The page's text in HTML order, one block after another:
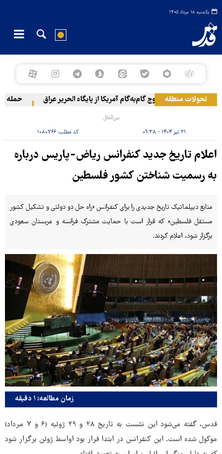
یکشنبه ۱۸ مرداد ۱۴۰۵
تحولات منطقهخروج گام‌به‌گام آمریکا از پایگاه الحریر عراق حمله
بین‌الملل
۲۱ تیر ۱۴۰۴ - ۰۹:۳۸ کد مطلب: ۱۰۸۰۷۶۶
اعلام تاریخ جدید کنفرانس ریاض-پاریس درباره
به رسمیت شناختن کشور فلسطین
منابع دیپلماتیک تاریخ جدیدی را برای کنفرانس «راه حل دو دولتی و تشکیل کشور
مستقل فلسطین» که قرار است با حمایت مشترک فرانسه و عربستان سعودی
برگزار شود، اعلام کردند.
زمان مطالعه: ۱ دقیقه
قدس، گفته می‌شود این نشست به تاریخ ۲۸ و ۲۹ ژوئیه (۶ و ۷ مرداد)
موکول شده است. این کنفرانس در ابتدا قرار بود اواسط ژوئن برگزار شود